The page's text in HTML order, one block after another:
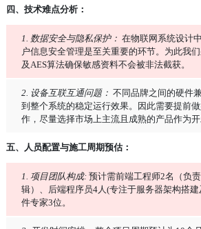
四、技术难点分析：
1. 数据安全与隐私保护： 在物联网系统设计
户信息安全管理是至关重要的环节。为此我
及AES算法确保敏感资料不会被非法截获。
2. 设备互联互通问题： 不同品牌之间的硬件
到整个系统的稳定运行效果。因此需要提前
作，尽量选择市场上主流且成熟的产品作为开
五、人员配置与施工周期预估：
1. 项目团队构成:预计需前端工程师2名（负
辑）、后端程序员4人(专注于服务器架构搭
件专家3位。